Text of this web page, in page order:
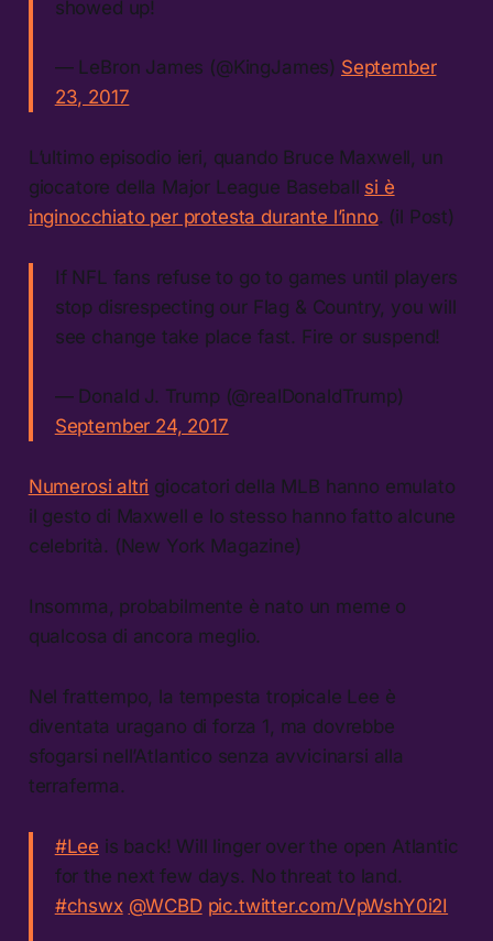
showed up!
— LeBron James (@KingJames) September
23, 2017
L’ultimo episodio ieri, quando Bruce Maxwell, un
giocatore della Major League Baseball si è
inginocchiato per protesta durante l’inno. (il Post)
If NFL fans refuse to go to games until players
stop disrespecting our Flag & Country, you will
see change take place fast. Fire or suspend!
— Donald J. Trump (@realDonaldTrump)
September 24, 2017
Numerosi altri giocatori della MLB hanno emulato
il gesto di Maxwell e lo stesso hanno fatto alcune
celebrità. (New York Magazine)
Insomma, probabilmente è nato un meme o
qualcosa di ancora meglio.
Nel frattempo, la tempesta tropicale Lee è
diventata uragano di forza 1, ma dovrebbe
sfogarsi nell’Atlantico senza avvicinarsi alla
terraferma.
#Lee is back! Will linger over the open Atlantic
for the next few days. No threat to land.
#chswx @WCBD pic.twitter.com/VpWshY0i2I